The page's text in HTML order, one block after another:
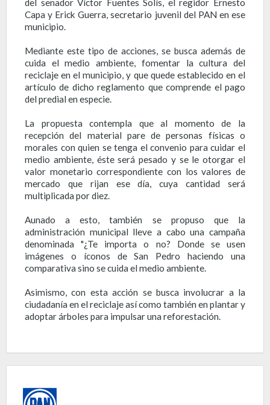
del senador Víctor Fuentes Solís, el regidor Ernesto
Capa y Erick Guerra, secretario juvenil del PAN en ese
municipio.
Mediante este tipo de acciones, se busca además de
cuida el medio ambiente, fomentar la cultura del
reciclaje en el municipio, y que quede establecido en el
artículo de dicho reglamento que comprende el pago
del predial en especie.
La propuesta contempla que al momento de la
recepción del material pare de personas físicas o
morales con quien se tenga el convenio para cuidar el
medio ambiente, éste será pesado y se le otorgar el
valor monetario correspondiente con los valores de
mercado que rijan ese día, cuya cantidad será
multiplicada por diez.
Aunado a esto, también se propuso que la
administración municipal lleve a cabo una campaña
denominada "¿Te importa o no? Donde se usen
imágenes o íconos de San Pedro haciendo una
comparativa sino se cuida el medio ambiente.
Asimismo, con esta acción se busca involucrar a la
ciudadanía en el reciclaje así como también en plantar y
adoptar árboles para impulsar una reforestación.